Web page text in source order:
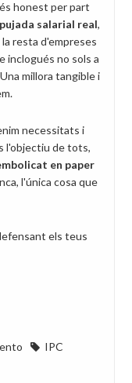
honest per part
salarial real,
resta d'empreses
inclogués no sols a
millora tangible i
necessitats i
l'objectiu de tots,
en paper
l'única cosa que
els teus
IPC